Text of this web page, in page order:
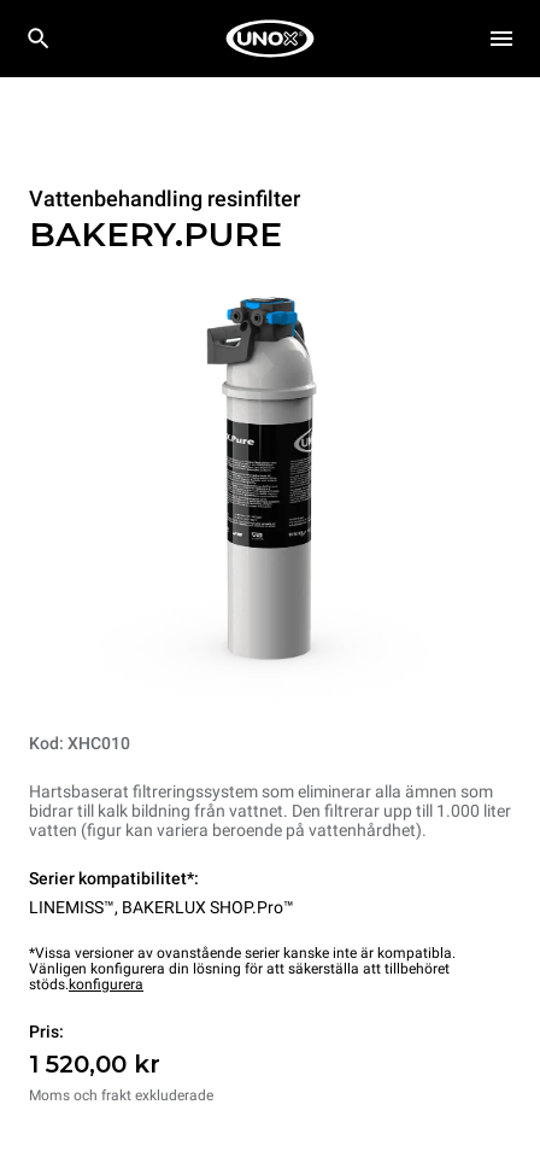
Vattenbehandling resinfilter
BAKERY.PURE
Kod: XHC010
Hartsbaserat filtreringssystem som eliminerar alla ämnen som
bidrar till kalk bildning från vattnet. Den filtrerar upp till 1.000 liter
vatten (figur kan variera beroende på vattenhårdhet).
Serier kompatibilitet*:
LINEMISS™, BAKERLUX SHOP.Pro™
*Vissa versioner av ovanstående serier kanske inte är kompatibla.
Vänligen konfigurera din lösning för att säkerställa att tillbehöret
stöds. konfigurera
Pris:
1 520,00 kr
Moms och frakt exkluderade